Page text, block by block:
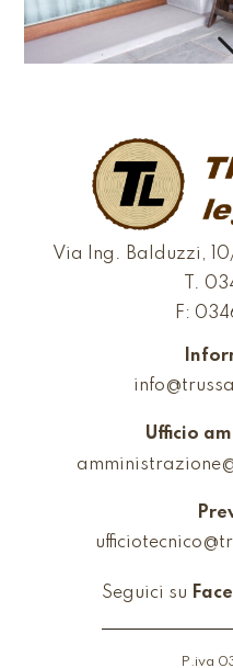
Via Ing. Balduzzi,
T.
F:
Ufficio
Seguici su
P.iva